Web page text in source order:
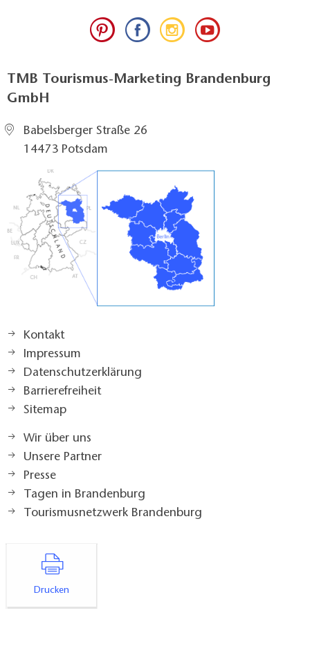
TMB Tourismus-Marketing Brandenburg
GmbH
Babelsberger Straße 26
14473 Potsdam
Kontakt
Impressum
Datenschutzerklärung
Barrierefreiheit
Sitemap
Wir über uns
Unsere Partner
Presse
Tagen in Brandenburg
Tourismusnetzwerk Brandenburg
Drucken